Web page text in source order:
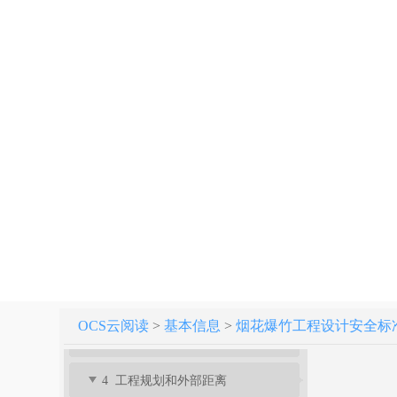
OCS云阅读 > 基本信息 > 烟花爆竹工程设计安全标
4 工程规划和外部距离